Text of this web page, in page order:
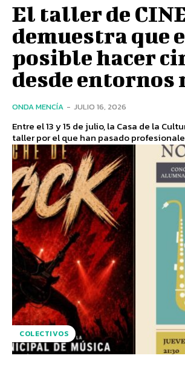
El taller de
demuestra que
posible hacer
desde entornos
ONDA MENCÍA - JULIO 16, 2026
Entre el 13 y 15 de julio, la Casa de la
taller por el que han pasado
COLECTIVOS